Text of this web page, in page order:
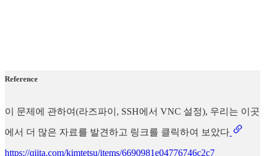
Reference
이 문제에 관하여(라즈파이, SSH에서 VNC 설정), 우리는 이곳
에서 더 많은 자료를 발견하고 링크를 클릭하여 보았다
https://qiita.com/kimtetsu/items/6690981e04776746c2c7